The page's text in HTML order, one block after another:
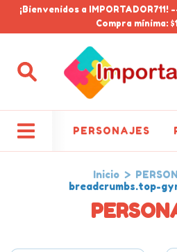
¡Bienvenidos a
Compra mínima:
PERSONAJES
Inicio >
breadcrumbs.top-